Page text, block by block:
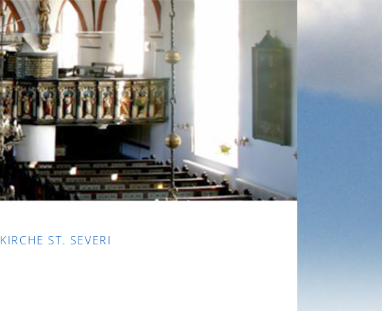
KIRCHE ST. SEVERI